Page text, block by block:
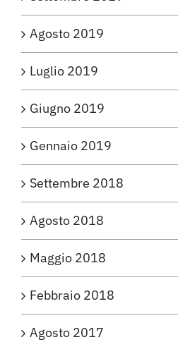
Agosto 2019
Luglio 2019
Giugno 2019
Gennaio 2019
Settembre 2018
Agosto 2018
Maggio 2018
Febbraio 2018
Agosto 2017